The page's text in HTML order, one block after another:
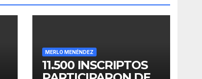
MERLO MENÉNDEZ
11.500 INSCRIPTOS